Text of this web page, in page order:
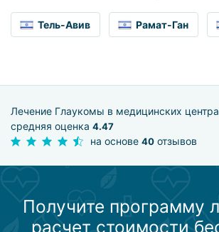
Тель-Авив Рамат-Ган
Лечение Глаукомы в медицинских
средняя оценка 4.47
на основе 40 отзывов
Получите программу
расчет стоимости